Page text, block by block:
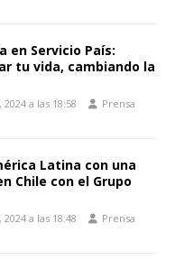
en Servicio País:
tu vida, cambiando la
a las 18:58 Prensa
Latina con una
Chile con el Grupo
a las 18:48 Prensa